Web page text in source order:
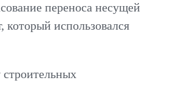
переноса несущей
использовался
строительных